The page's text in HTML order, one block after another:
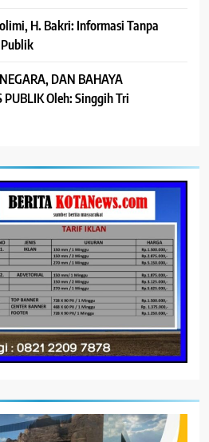
H. Bakri: Informasi Tanpa
DAN BAHAYA
PUBLIK Oleh: Singgih Tri